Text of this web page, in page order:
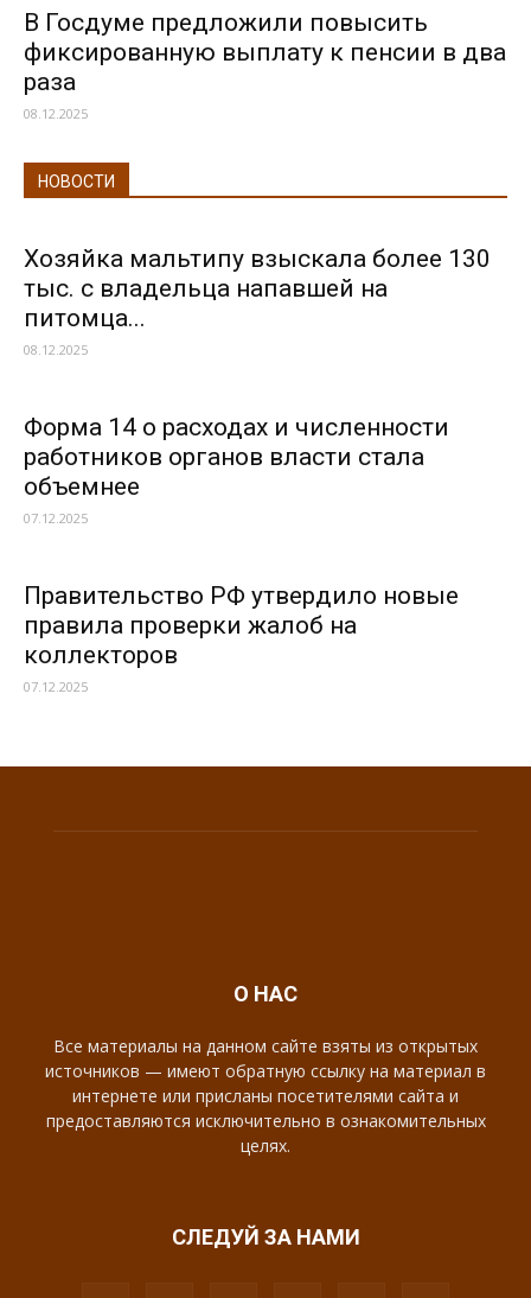
В Госдуме предложили повысить
фиксированную выплату к пенсии в два
раза
08.12.2025
НОВОСТИ
Хозяйка мальтипу взыскала более 130
тыс. с владельца напавшей на
питомца...
08.12.2025
Форма 14 о расходах и численности
работников органов власти стала
объемнее
07.12.2025
Правительство РФ утвердило новые
правила проверки жалоб на
коллекторов
07.12.2025
О НАС
Все материалы на данном сайте взяты из открытых
источников — имеют обратную ссылку на материал в
интернете или присланы посетителями сайта и
предоставляются исключительно в ознакомительных
целях.
СЛЕДУЙ ЗА НАМИ